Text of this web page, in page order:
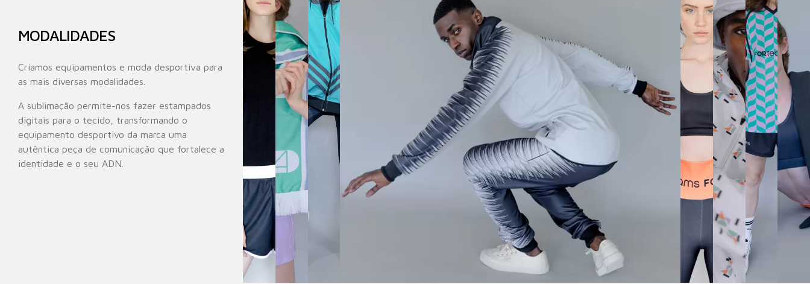
MODALIDADES
Criamos equipamentos e moda desportiva para
as mais diversas modalidades.
A sublimação permite-nos fazer estampados
digitais para o tecido, transformando o
equipamento desportivo da marca uma
autêntica peça de comunicação que fortalece a
identidade e o seu ADN.